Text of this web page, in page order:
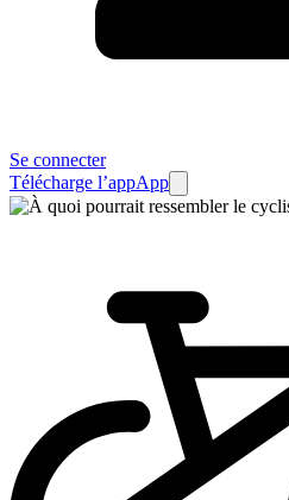
Se connecter
Télécharge l’appApp